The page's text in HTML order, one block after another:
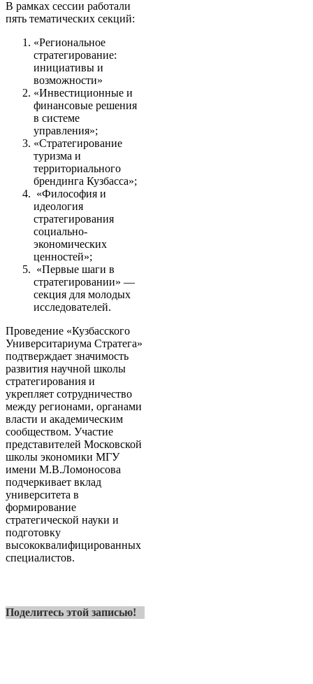
В рамках сессии работали
пять тематических секций:
«Региональное
стратегирование:
инициативы и
возможности»
«Инвестиционные и
финансовые решения
в системе
управления»;
«Стратегирование
туризма и
территориального
брендинга Кузбасса»;
«Философия и
идеология
стратегирования
социально-
экономических
ценностей»;
«Первые шаги в
стратегировании» —
секция для молодых
исследователей.
Проведение «Кузбасского
Университариума Стратега»
подтверждает значимость
развития научной школы
стратегирования и
укрепляет сотрудничество
между регионами, органами
власти и академическим
сообществом. Участие
представителей Московской
школы экономики МГУ
имени М.В.Ломоносова
подчеркивает вклад
университета в
формирование
стратегической науки и
подготовку
высококвалифицированных
специалистов.
Поделитесь этой записью!